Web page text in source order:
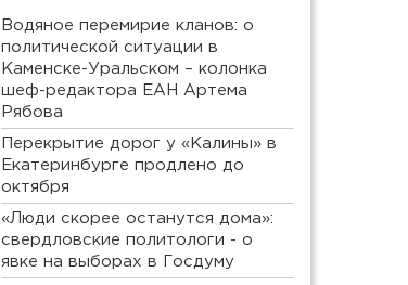
Водяное перемирие кланов: о
политической ситуации в
Каменске-Уральском – колонка
шеф-редактора ЕАН Артема
Рябова
Перекрытие дорог у «Калины» в
Екатеринбурге продлено до
октября
«Люди скорее останутся дома»:
свердловские политологи - о
явке на выборах в Госдуму